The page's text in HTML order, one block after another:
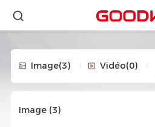
Image(3) Vidéo(0)
Image (3)